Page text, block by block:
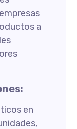
a
en